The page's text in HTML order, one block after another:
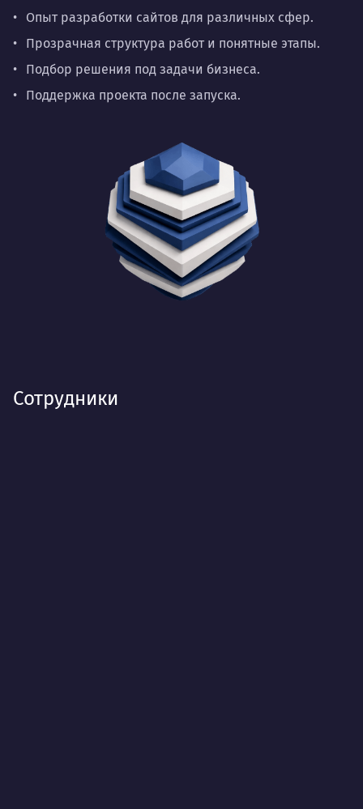
Опыт разработки сайтов для различных сфер.
Прозрачная структура работ и понятные этапы.
Подбор решения под задачи бизнеса.
Поддержка проекта после запуска.
Сотрудники